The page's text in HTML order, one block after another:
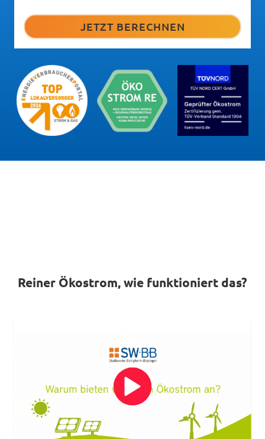
Reiner Ökostrom, wie funktioniert das?